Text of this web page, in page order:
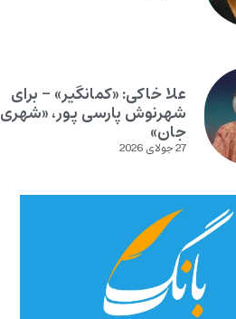
علا خاکی: «کمانگیر» – برای
شهرنوش پارسی پور، «شهری
جان»
27 جولای 2026